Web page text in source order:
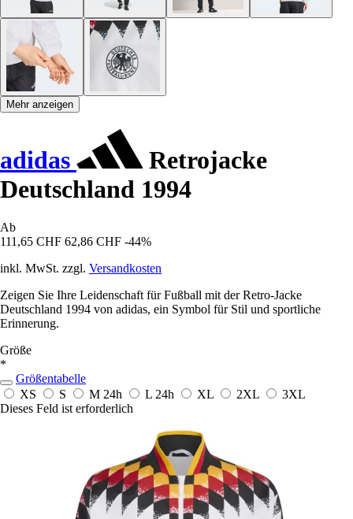
Mehr anzeigen
adidas
Retrojacke
Deutschland 1994
Ab
111,65 CHF 62,86 CHF -44%
inkl. MwSt. zzgl. Versandkosten
Zeigen Sie Ihre Leidenschaft für Fußball mit der Retro-Jacke
Deutschland 1994 von adidas, ein Symbol für Stil und sportliche
Erinnerung.
Größe
*
Größentabelle
XS
S M 24h L 24h XL 2XL
3XL
Dieses Feld ist erforderlich